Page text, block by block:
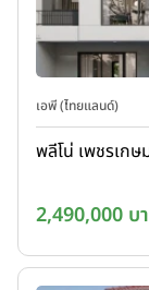
เอพี (ไทยแลนด์)
พลีโน่ เพชรเก
2,490,000 บ